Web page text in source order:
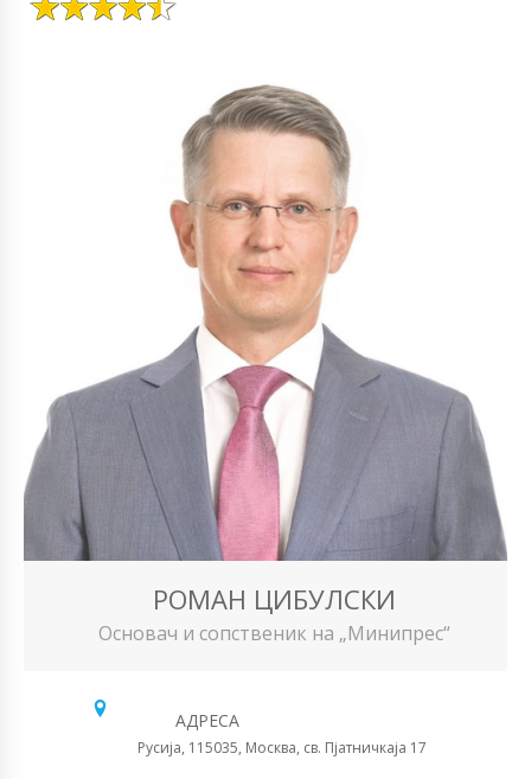
РОМАН ЦИБУЛСКИ
Основач и сопственик на „Минипрес“
АДРЕСА
Русија, 115035, Москва, св. Пјатничкаја 17